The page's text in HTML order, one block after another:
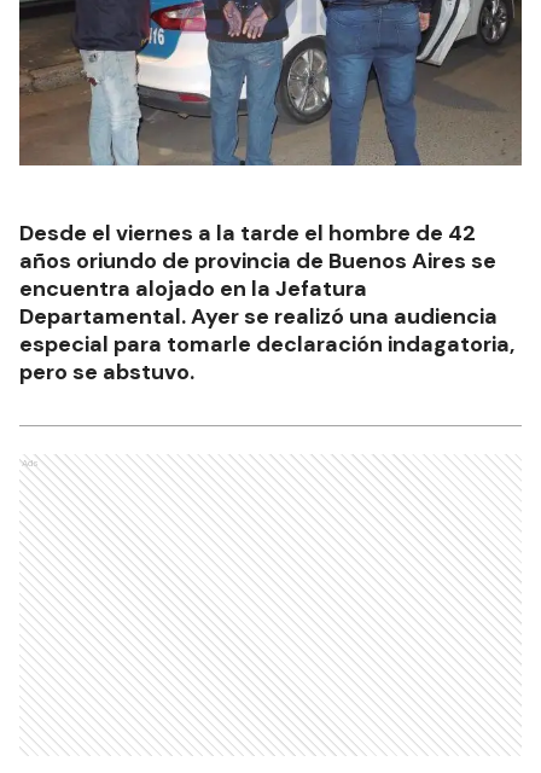
Desde el viernes a la tarde el hombre de 42
años oriundo de provincia de Buenos Aires se
encuentra alojado en la Jefatura
Departamental. Ayer se realizó una audiencia
especial para tomarle declaración indagatoria,
pero se abstuvo.
Ads